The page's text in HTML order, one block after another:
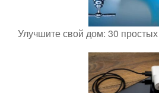
Улучшите свой дом: 30